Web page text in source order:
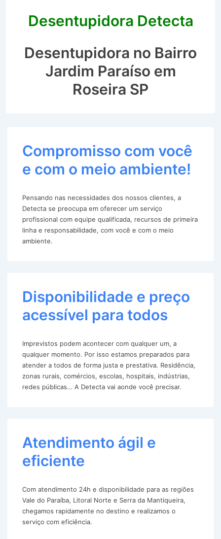
Desentupidora Detecta
Desentupidora no Bairro
Jardim Paraíso em
Roseira SP
Compromisso com você
e com o meio ambiente!
Pensando nas necessidades dos nossos clientes, a
Detecta se preocupa em oferecer um serviço
profissional com equipe qualificada, recursos de primeira
linha e responsabilidade, com você e com o meio
ambiente.
Disponibilidade e preço
acessível para todos
Imprevistos podem acontecer com qualquer um, a
qualquer momento. Por isso estamos preparados para
atender a todos de forma justa e prestativa. Residência,
zonas rurais, comércios, escolas, hospitais, indústrias,
redes públicas… A Detecta vai aonde você precisar.
Atendimento ágil e
eficiente
Com atendimento 24h e disponibilidade para as regiões
Vale do Paraíba, Litoral Norte e Serra da Mantiqueira,
chegamos rapidamente no destino e realizamos o
serviço com eficiência.